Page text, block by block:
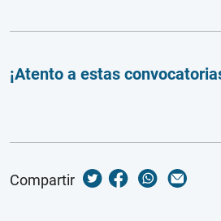
¡Atento a estas
Compartir